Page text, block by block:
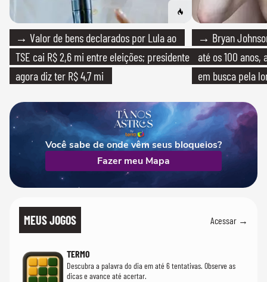
→ Valor de bens declarados por Lula ao
TSE cai R$ 2,6 mi entre eleições; presidente
agora diz ter R$ 4,7 mi
→ Bryan
até os 100
em busca pela
Você sabe de onde vêm seus bloqueios?
Fazer meu Mapa
MEUS JOGOS Acessar →
TERMO
Descubra a palavra do dia em até 6 tentativas. Observe as
dicas e avance até acertar.